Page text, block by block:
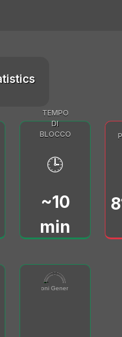
TEMPO
DI
BLOCCO
🕒
~10
min
0.156
Commissioni Generate (BTC)
0 5